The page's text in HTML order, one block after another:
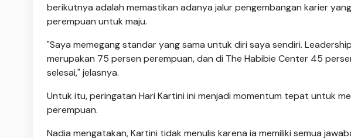
berikutnya adalah memastikan adanya jalur pengembangan karier
perempuan untuk maju.
"Saya memegang standar yang sama untuk diri saya sendiri.
merupakan 75 persen perempuan, dan di The Habibie Center 45
selesai," jelasnya.
Untuk itu, peringatan Hari Kartini ini menjadi momentum tepat untuk
perempuan.
Nadia mengatakan, Kartini tidak menulis karena ia memiliki semua